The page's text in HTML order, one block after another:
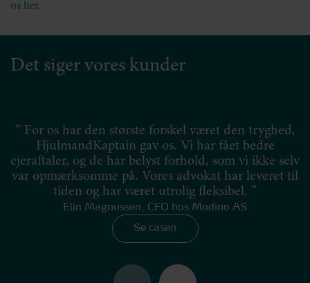
os her.
Det siger vores kunder
” For os har den største forskel været den tryghed,
HjulmandKaptain gav os. Vi har fået bedre
ejeraftaler, og de har belyst forhold, som vi ikke selv
var opmærksomme på. Vores advokat har leveret til
tiden og har været utrolig fleksibel. ”
Elin Magnussen, CFO hos Modino AS
Se casen